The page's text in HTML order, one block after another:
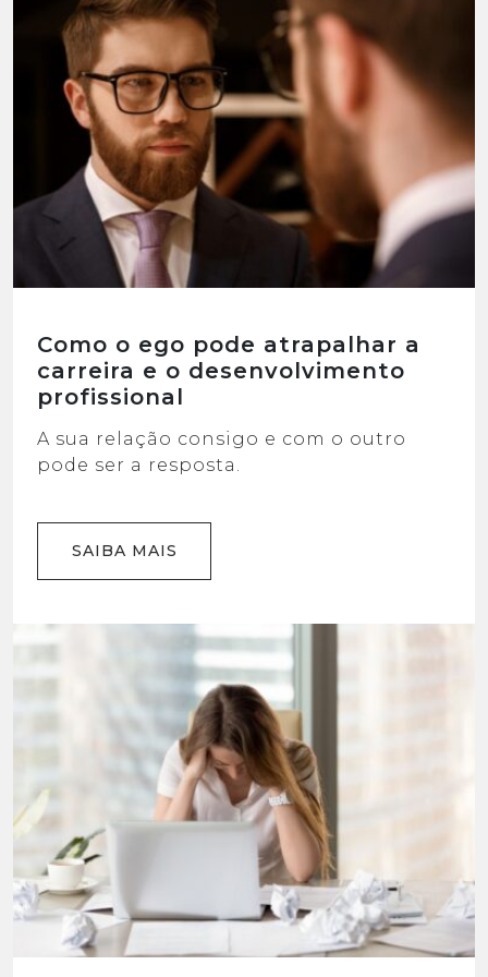
Como o ego pode atrapalhar a
carreira e o desenvolvimento
profissional
A sua relação consigo e com o outro
pode ser a resposta.
SAIBA MAIS